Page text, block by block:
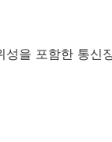
을 포함한 통신